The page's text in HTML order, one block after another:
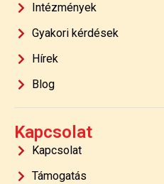
Intézmények
Gyakori kérdések
Hírek
Blog
Kapcsolat
Kapcsolat
Támogatás